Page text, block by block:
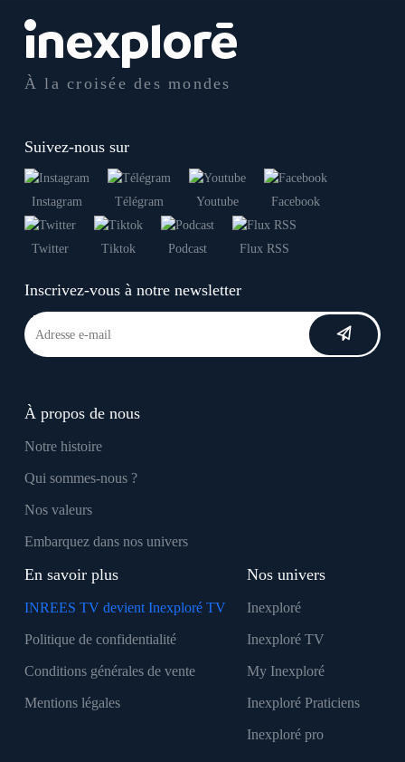
À la croisée des mondes
Suivez-nous sur
Instagram Télégram Youtube Facebook
Twitter Tiktok Podcast Flux RSS
Inscrivez-vous à notre newsletter
À propos de nous
Notre histoire
Qui sommes-nous ?
Nos valeurs
Embarquez dans nos univers
En savoir plus
INREES TV devient Inexploré TV
Politique de confidentialité
Conditions générales de vente
Mentions légales
Nos univers
Inexploré
Inexploré TV
My Inexploré
Inexploré Praticiens
Inexploré pro